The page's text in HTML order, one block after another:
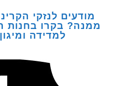
לנזקי הקרינה
בקרו בחנות האתר
למדידה ומיגון ביתי